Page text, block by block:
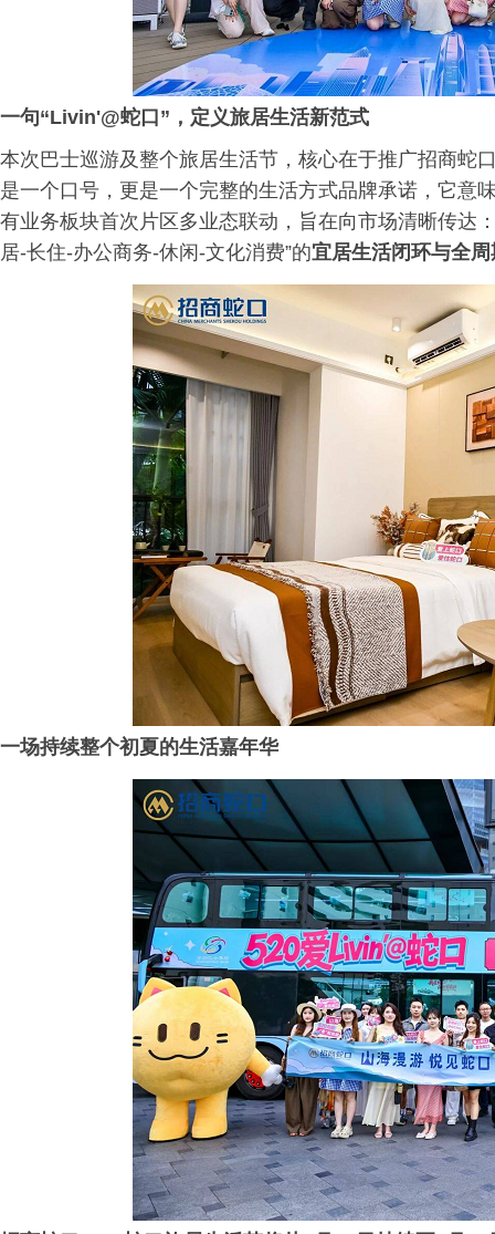
一句“Livin'@蛇口”，定义旅居生活新范式
本次巴士巡游及整个旅居生活节，核心在于推广招商
是一个口号，更是一个完整的生活方式品牌承诺，它意
有业务板块首次片区多业态联动，旨在向市场清晰传达
居-长住-办公商务-休闲-文化消费”的宜居生活闭环与全
一场持续整个初夏的生活嘉年华